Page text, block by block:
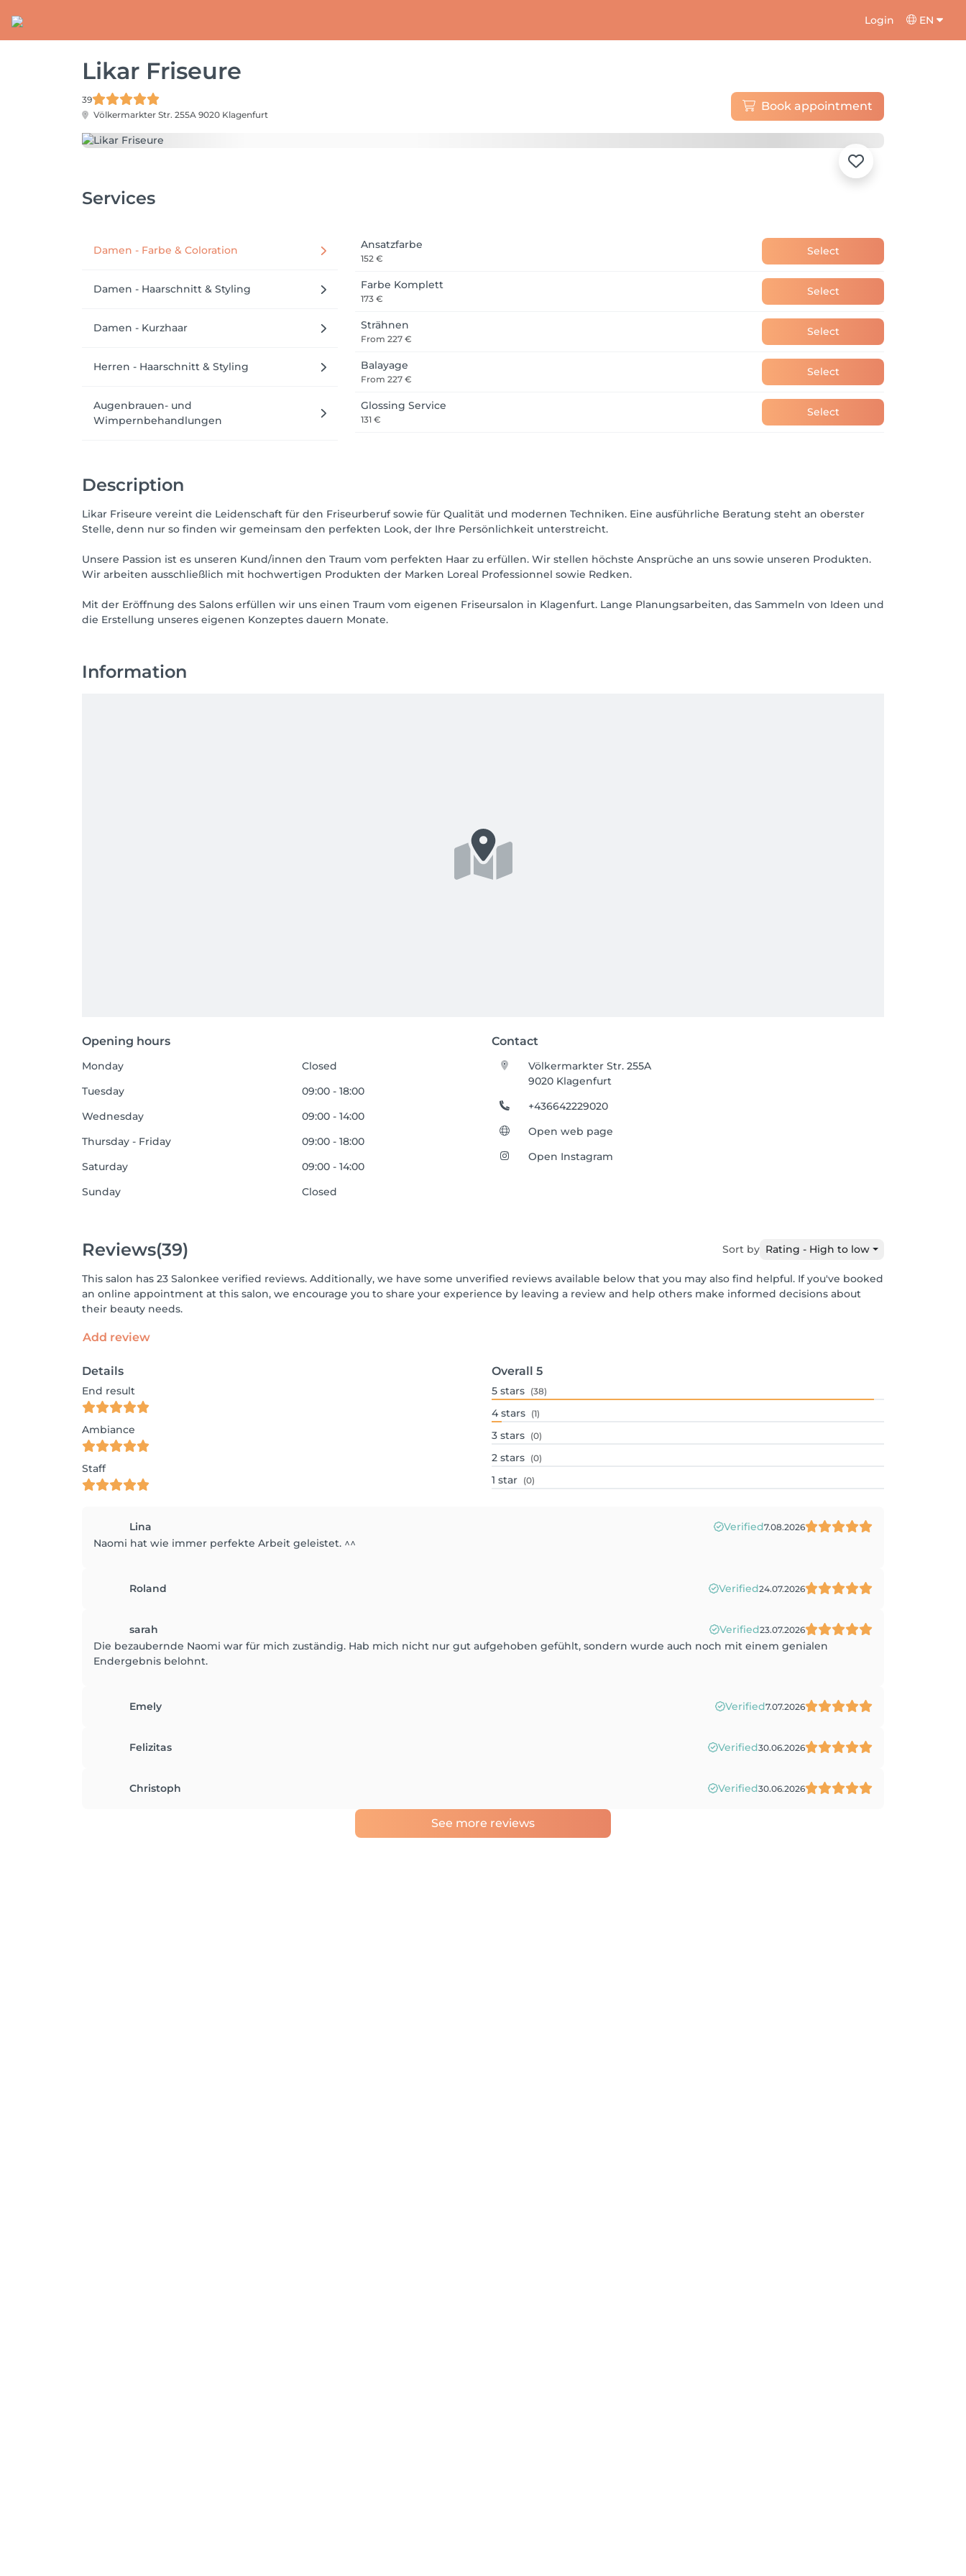
Login EN
Likar Friseure
39
Völkermarkter Str. 255A 9020 Klagenfurt
Book appointment
Services
Damen - Farbe & Coloration
Damen - Haarschnitt & Styling
Damen - Kurzhaar
Herren - Haarschnitt & Styling
Augenbrauen- und
Wimpernbehandlungen
Ansatzfarbe
152 €
Select
Farbe Komplett
173 €
Select
Strähnen
From 227 €
Select
Balayage
From 227 €
Select
Glossing Service
131 €
Select
Description
Likar Friseure vereint die Leidenschaft für den Friseurberuf sowie für Qualität und modernen Techniken. Eine ausführliche Beratung steht an oberster
Stelle, denn nur so finden wir gemeinsam den perfekten Look, der Ihre Persönlichkeit unterstreicht.
Unsere Passion ist es unseren Kund/innen den Traum vom perfekten Haar zu erfüllen. Wir stellen höchste Ansprüche an uns sowie unseren Produkten.
Wir arbeiten ausschließlich mit hochwertigen Produkten der Marken Loreal Professionnel sowie Redken.
Mit der Eröffnung des Salons erfüllen wir uns einen Traum vom eigenen Friseursalon in Klagenfurt. Lange Planungsarbeiten, das Sammeln von Ideen und
die Erstellung unseres eigenen Konzeptes dauern Monate.
Information
Opening hours Contact
Monday
Closed
Tuesday
09:00 - 18:00
Wednesday
09:00 - 14:00
Thursday - Friday
09:00 - 18:00
Saturday
09:00 - 14:00
Sunday
Closed
Völkermarkter Str. 255A
9020 Klagenfurt
+436642229020
Open web page
Open Instagram
Reviews(39) Sort by Rating - High to low
This salon has 23 Salonkee verified reviews. Additionally, we have some unverified reviews available below that you may also find helpful. If you've booked
an online appointment at this salon, we encourage you to share your experience by leaving a review and help others make informed decisions about
their beauty needs.
Add review
Details
End result
Ambiance
Staff
Overall 5
5 stars (38)
4 stars (1)
3 stars (0)
2 stars (0)
1 star (0)
Lina Verified7.08.2026
Naomi hat wie immer perfekte Arbeit geleistet. ^^
Roland Verified24.07.2026
sarah Verified23.07.2026
Die bezaubernde Naomi war für mich zuständig. Hab mich nicht nur gut aufgehoben gefühlt, sondern wurde auch noch mit einem genialen
Endergebnis belohnt.
Emely Verified7.07.2026
Felizitas Verified30.06.2026
Christoph Verified30.06.2026
See more reviews